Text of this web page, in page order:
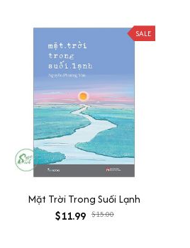
SALE
Mặt Trời Trong Suối Lạnh
$11.99 $15.00